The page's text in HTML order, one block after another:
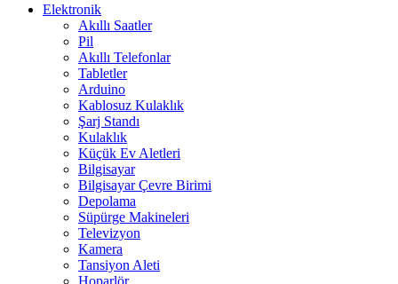
Elektronik
Akıllı Saatler
Pil
Akıllı Telefonlar
Tabletler
Arduino
Kablosuz Kulaklık
Şarj Standı
Kulaklık
Küçük Ev Aletleri
Bilgisayar
Bilgisayar Çevre Birimi
Depolama
Süpürge Makineleri
Televizyon
Kamera
Tansiyon Aleti
Hoparlör